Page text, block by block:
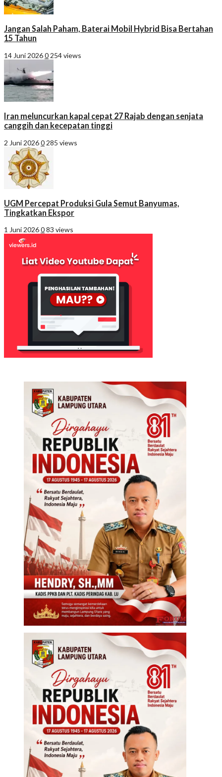
Jangan Salah Paham, Baterai Mobil Hybrid Bisa Bertahan
15 Tahun
14 Juni 20260 254 views
Iran meluncurkan kapal cepat 27 Rajab dengan senjata
canggih dan kecepatan tinggi
2 Juni 20260 285 views
UGM Percepat Produksi Gula Semut Banyumas,
Tingkatkan Ekspor
1 Juni 2026083 views